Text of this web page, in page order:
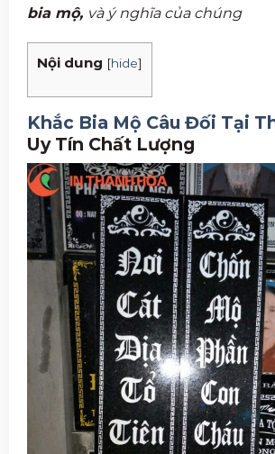
bia mộ, và ý nghĩa của chúng
Nội dung [hide]
Khắc Bia Mộ Câu Đối Tại
Uy Tín Chất Lượng